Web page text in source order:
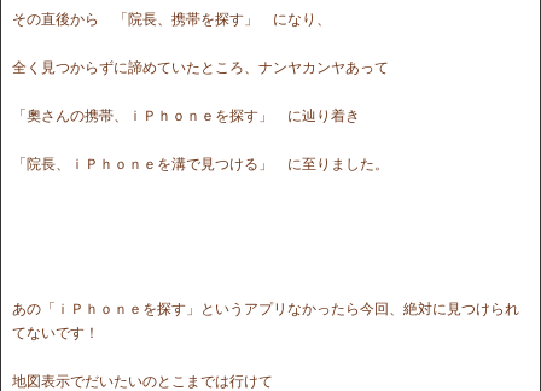
その直後から 「院長、携帯を探す」 になり、
全く見つからずに諦めていたところ、ナンヤカンヤあって
「奧さんの携帯、ｉＰｈｏｎｅを探す」 に辿り着き
「院長、ｉＰｈｏｎｅを溝で見つける」 に至りました。
あの「ｉＰｈｏｎｅを探す」というアプリなかったら今回、絶対に見つけられ
てないです！
地図表示でだいたいのとこまでは行けて